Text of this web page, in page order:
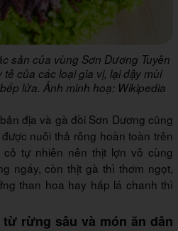
sản của vùng Sơn Dương Tuyên
của các loại gia vị, lại dậy mùi
lửa. Ảnh minh hoạ: Wikipedia
địa và gà đồi Sơn Dương cũng
nuôi thả rông hoàn toàn trên
tự nhiên nên thịt lợn vô cùng
ngấy, còn thịt gà thì thơm ngọt,
than hoa hay hấp lá chanh thì
rừng sâu và món ăn dân